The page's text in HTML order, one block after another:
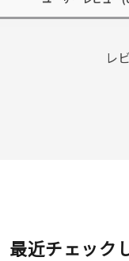
レ
最近チェック